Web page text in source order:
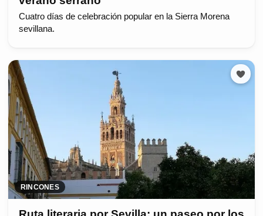
Cuatro días de celebración popular en la Sierra Morena
sevillana.
RINCONES